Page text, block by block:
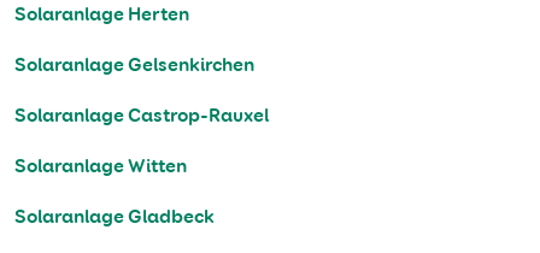
Solaranlage Herten
Solaranlage Gelsenkirchen
Solaranlage Castrop-Rauxel
Solaranlage Witten
Solaranlage Gladbeck